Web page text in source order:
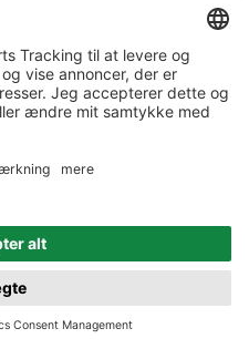
Kundeservice:
+49 421 696 797-0
Vinhandler